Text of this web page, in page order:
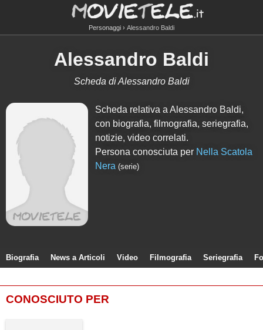
Personaggi Alessandro Baldi
Alessandro Baldi
Scheda di Alessandro Baldi
Scheda relativa a Alessandro Baldi,
con biografia, filmografia, seriegrafia,
notizie, video correlati.
Persona conosciuta per Nella Scatola
Nera (serie)
Biografia News a Articoli Video Filmografia Seriegrafia
CONOSCIUTO PER